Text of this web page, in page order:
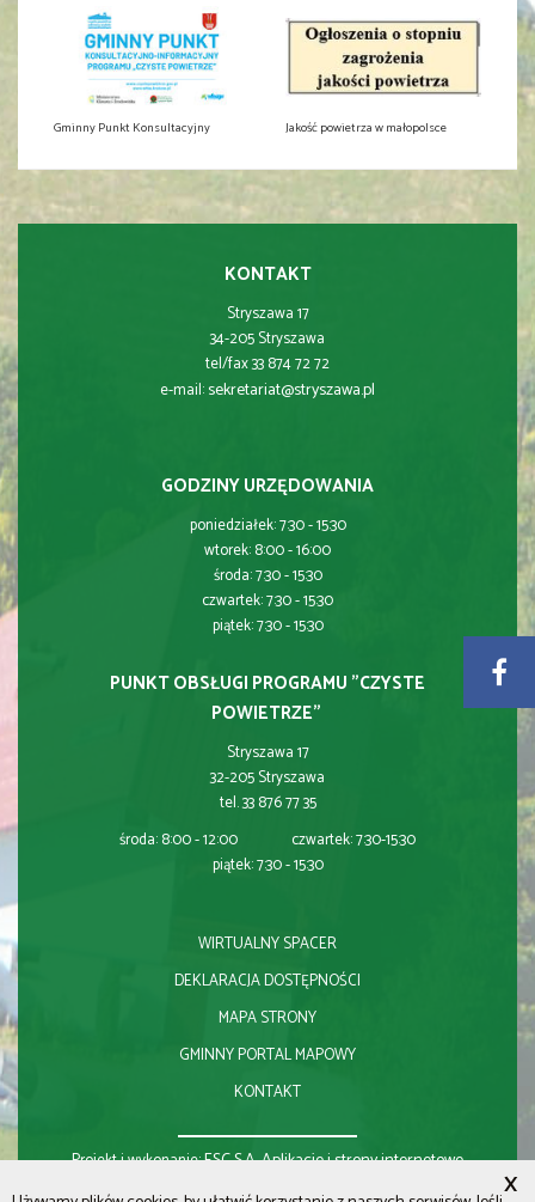
Gminny Punkt Konsultacyjny Jakość powietrza w małopolsce
KONTAKT
Stryszawa 17
34-205 Stryszawa
tel/fax 33 874 72 72
e-mail:sekretariat@stryszawa.pl
GODZINY URZĘDOWANIA
poniedziałek: 7:30 - 15:30
wtorek: 8:00 - 16:00
środa: 7:30 - 15:30
czwartek: 7:30 - 15:30
piątek: 7:30 - 15:30
PUNKT OBSŁUGI PROGRAMU "CZYSTE
POWIETRZE"
Stryszawa 17
32-205 Stryszawa
tel. 33 876 77 35
środa: 8:00 - 12:00 czwartek: 7:30-15:30
piątek: 7:30 - 15:30
WIRTUALNY SPACER
DEKLARACJA DOSTĘPNOŚCI
MAPA STRONY
GMINNY PORTAL MAPOWY
KONTAKT
Projekt i wykonanie:ESC S.A.Aplikacje i strony internetowe
X